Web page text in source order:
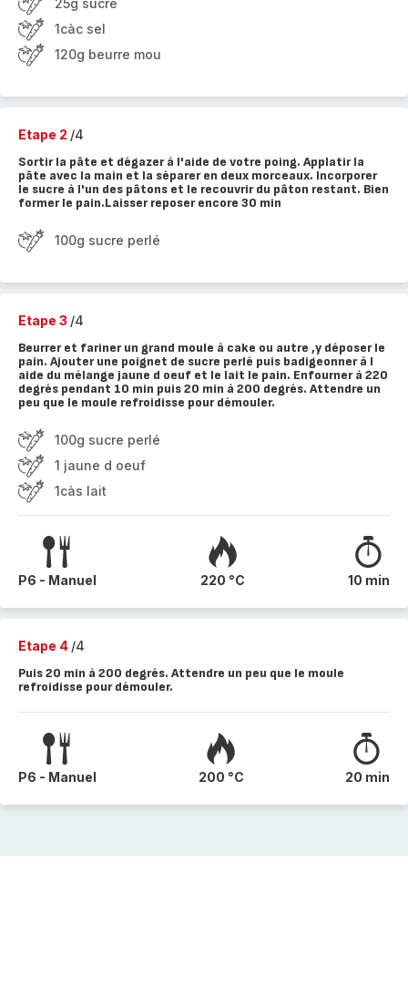
25g sucre
1càc sel
120g beurre mou
Etape 2 /4
Sortir la pâte et dégazer à l'aide de votre poing. Applatir la
pâte avec la main et la séparer en deux morceaux. Incorporer
le sucre à l'un des pâtons et le recouvrir du pâton restant. Bien
former le pain.Laisser reposer encore 30 min
100g sucre perlé
Etape 3 /4
Beurrer et fariner un grand moule à cake ou autre ,y déposer le
pain. Ajouter une poignet de sucre perlé puis badigeonner à l
aide du mélange jaune d oeuf et le lait le pain. Enfourner à 220
degrés pendant 10 min puis 20 min à 200 degrés. Attendre un
peu que le moule refroidisse pour démouler.
100g sucre perlé
1 jaune d oeuf
1càs lait
P6 - Manuel 220 °C 10 min
Etape 4 /4
Puis 20 min à 200 degrés. Attendre un peu que le moule
refroidisse pour démouler.
P6 - Manuel 200 °C 20 min